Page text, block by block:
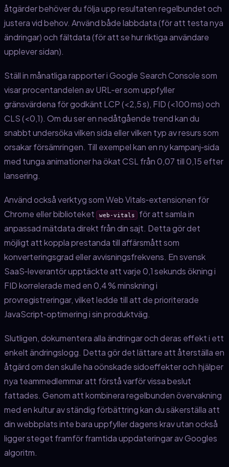
åtgärder behöver du följa upp resultaten regelbundet och
justera vid behov. Använd både labbdata (för att testa nya
ändringar) och fältdata (för att se hur riktiga användare
upplever sidan).
Ställ in månatliga rapporter i Google Search Console som
visar procentandelen av URL‑er som uppfyller
gränsvärdena för godkänt LCP (<2,5 s), FID (<100 ms) och
CLS (<0,1). Om du ser en nedåtgående trend kan du
snabbt undersöka vilken sida eller vilken typ av resurs som
orsakar försämringen. Till exempel kan en ny kampanj‑sida
med tunga animationer ha ökat CSL från 0,07 till 0,15 efter
lansering.
Använd också verktyg som Web Vitals‑extensionen för
Chrome eller biblioteket
web-vitals
för att samla in
anpassad mätdata direkt från din sajt. Detta gör det
möjligt att koppla prestanda till affärsmått som
konverteringsgrad eller avvisningsfrekvens. En svensk
SaaS‑leverantör upptäckte att varje 0,1 sekunds ökning i
FID korrelerade med en 0,4 % minskning i
provregistreringar, vilket ledde till att de prioriterade
JavaScript‑optimering i sin produktväg.
Slutligen, dokumentera alla ändringar och deras effekt i ett
enkelt ändringslogg. Detta gör det lättare att återställa en
åtgärd om den skulle ha oönskade sidoeffekter och hjälper
nya teammedlemmar att förstå varför vissa beslut
fattades. Genom att kombinera regelbunden övervakning
med en kultur av ständig förbättring kan du säkerställa att
din webbplats inte bara uppfyller dagens krav utan också
ligger steget framför framtida uppdateringar av Googles
algoritm.